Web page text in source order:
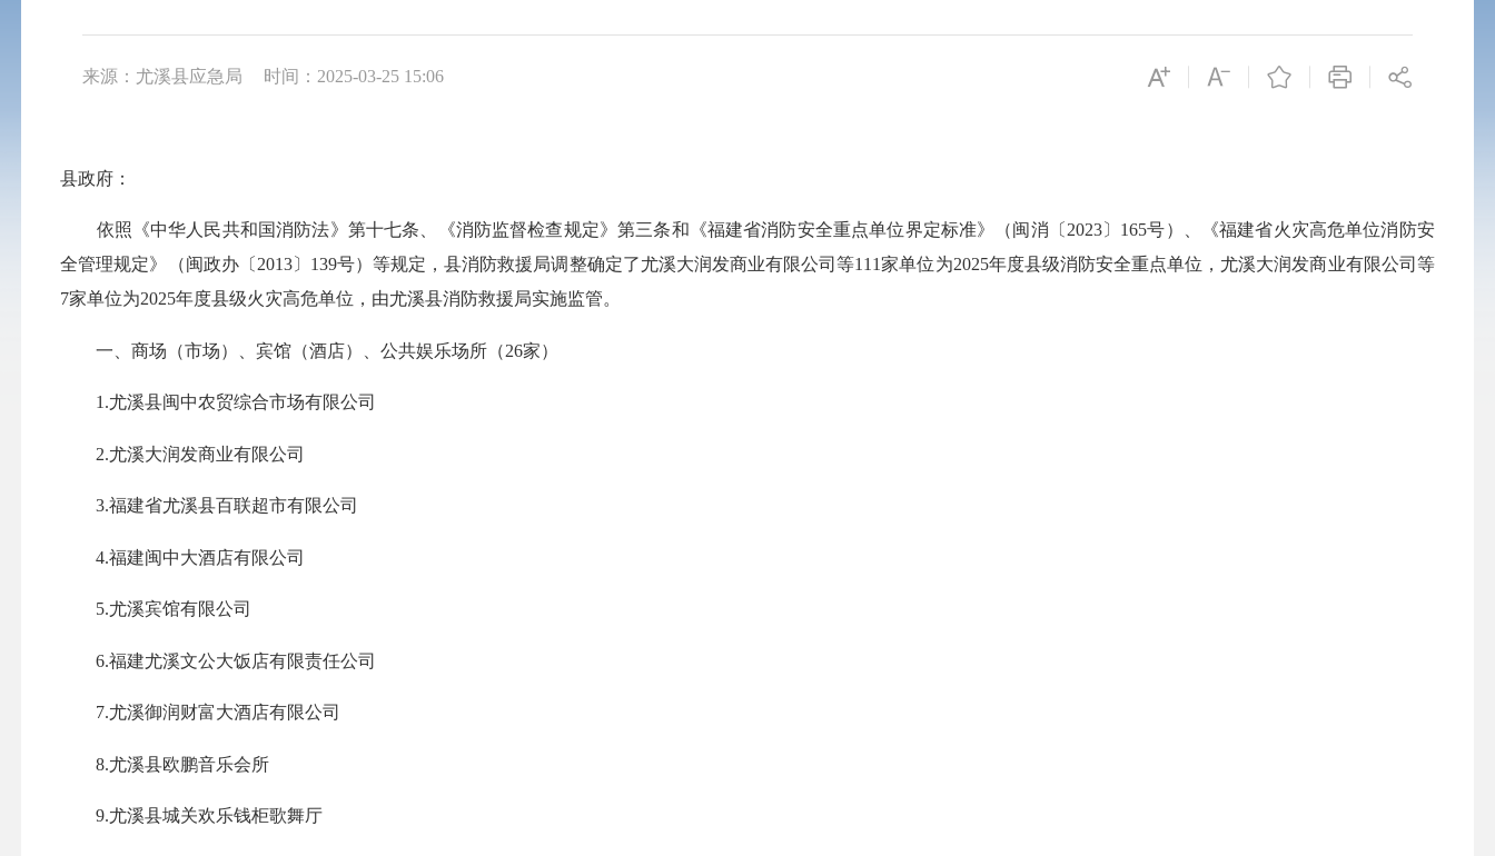
来源：尤溪县应急局 时间：2025-03-25 15:06
县政府：
依照《中华人民共和国消防法》第十七条、《消防监督检查规定》第三条和《福建省消防安全重点单位界定标准》（闽消〔2023〕165号）、《福建省火灾高危单位消防安
全管理规定》（闽政办〔2013〕139号）等规定，县消防救援局调整确定了尤溪大润发商业有限公司等111家单位为2025年度县级消防安全重点单位，尤溪大润发商业有限公司等
7家单位为2025年度县级火灾高危单位，由尤溪县消防救援局实施监管。
一、商场（市场）、宾馆（酒店）、公共娱乐场所（26家）
1.尤溪县闽中农贸综合市场有限公司
2.尤溪大润发商业有限公司
3.福建省尤溪县百联超市有限公司
4.福建闽中大酒店有限公司
5.尤溪宾馆有限公司
6.福建尤溪文公大饭店有限责任公司
7.尤溪御润财富大酒店有限公司
8.尤溪县欧鹏音乐会所
9.尤溪县城关欢乐钱柜歌舞厅